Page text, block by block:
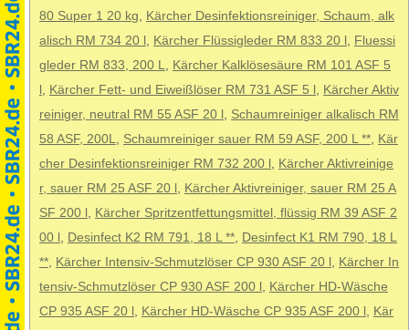
80 Super 1 20 kg, Kärcher Desinfektionsreiniger, Schaum, alk
alisch RM 734 20 l , Kärcher Flüssigleder RM 833 20 l , Fluessi
gleder RM 833, 200 L, Kärcher Kalklösesäure RM 101 ASF 5
, Kärcher Fett- und Eiweißlöser RM 731 ASF 5 l , Kärcher Aktiv
reiniger, neutral RM 55 ASF 20 l , Schaumreiniger alkalisch RM
58 ASF, 200L, Schaumreiniger sauer RM 59 ASF, 200 L **, Kär
cher Desinfektionsreiniger RM 732 200 l , Kärcher Aktivreinige
r, sauer RM 25 ASF 20 l , Kärcher Aktivreiniger, sauer RM 25 A
SF 200 l , Kärcher Spritzentfettungsmittel, flüssig RM 39 ASF 2
00 l , Desinfect K2 RM 791, 18 L **, Desinfect K1 RM 790, 18 L
**, Kärcher Intensiv-Schmutzlöser CP 930 ASF 20 l , Kärcher In
tensiv-Schmutzlöser CP 930 ASF 200 l , Kärcher HD-Wäsche
CP 935 ASF 20 l , Kärcher HD-Wäsche CP 935 ASF 200 l , Kär